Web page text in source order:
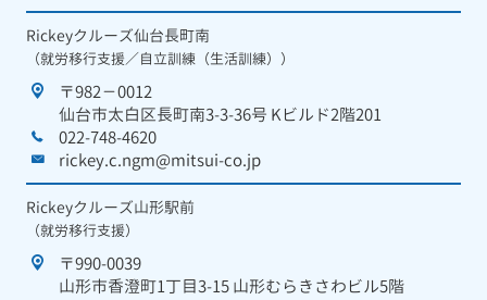
Rickeyクルーズ仙台長町南
（就労移行支援／自立訓練（生活訓練））
〒982－0012
仙台市太白区長町南3-3-36号 Kビルド2階201
022-748-4620
rickey.c.ngm@mitsui-co.jp
Rickeyクルーズ山形駅前
（就労移行支援）
〒990-0039
山形市香澄町1丁目3-15 山形むらきさわビル5階